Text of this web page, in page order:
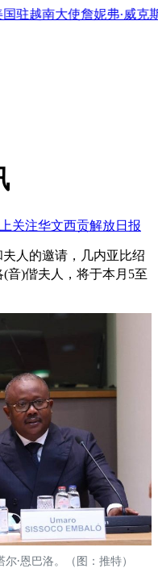
斯越南共产党中央总书
上关注华文西贡解放日报
人的邀请，几内亚比绍
(音)偕夫人，将于本月5至
·恩巴洛。（图：推特）